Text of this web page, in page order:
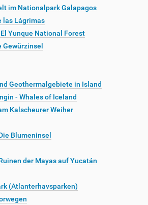
im Nationalpark Galapagos
las Lágrimas
Yunque National Forest
Gewürzinsel
Geothermalgebiete in Island
- Whales of Iceland
Kalscheurer Weiher
Blumeninsel
der Mayas auf Yucatán
(Atlanterhavsparken)